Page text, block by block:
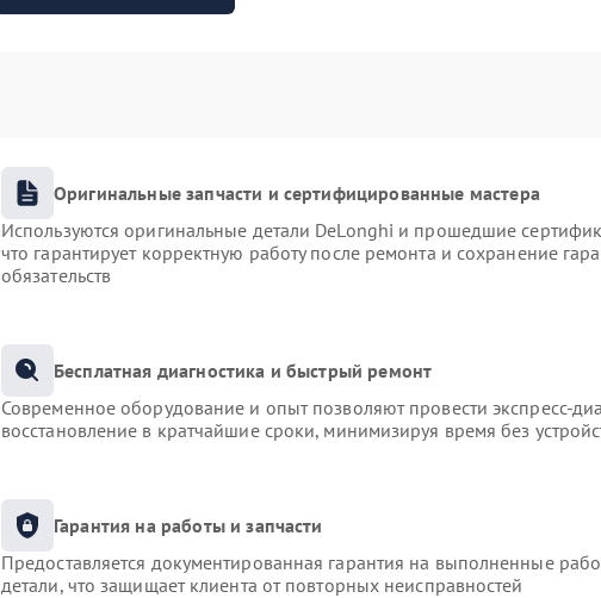
Оригинальные запчасти и сертифицированные мастера
Используются оригинальные детали DeLonghi и прошедшие
что гарантирует корректную работу после ремонта и сохранение
обязательств
Бесплатная диагностика и быстрый ремонт
Современное оборудование и опыт позволяют провести экспресс-
восстановление в кратчайшие сроки, минимизируя время без
Гарантия на работы и запчасти
Предоставляется документированная гарантия на выполненные
детали, что защищает клиента от повторных неисправностей